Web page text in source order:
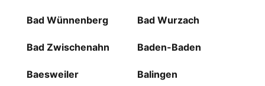
Bad Wünnenberg Bad Wurzach
Bad Zwischenahn Baden-Baden
Baesweiler Balingen